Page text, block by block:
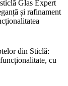
Glas Expert
și rafinament
din Sticlă:
cu